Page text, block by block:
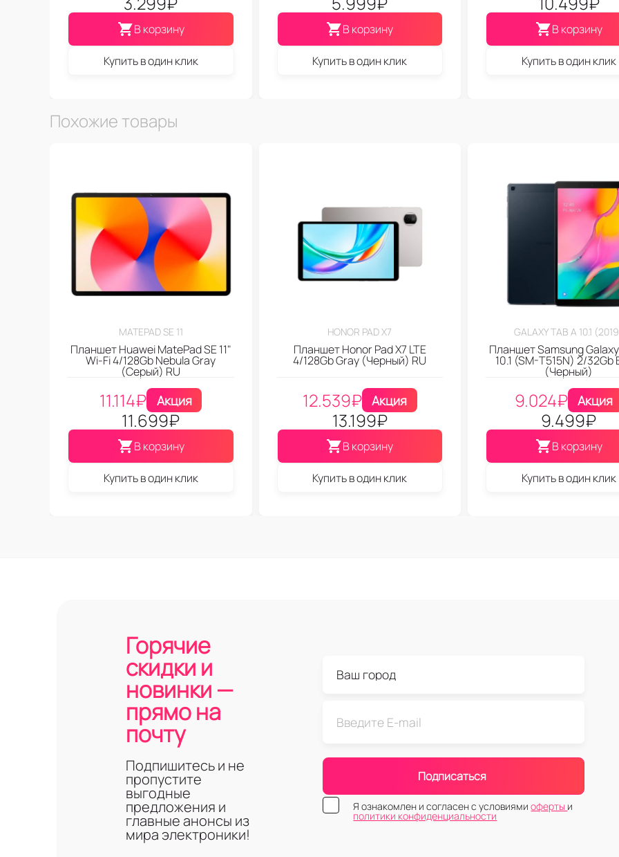
В корзину
Купить в один клик
В корзину
Купить в один клик
В корзину
Купить в один клик
Похожие товары
MATEPAD SE 11
Планшет Huawei MatePad SE 11"
Wi-Fi 4/128Gb Nebula Gray
(Серый) RU
11.114₽ Акция
11.699₽
В корзину
Купить в один клик
HONOR PAD X7
Планшет Honor Pad X7 LTE
4/128Gb Gray (Черный) RU
12.539₽ Акция
13.199₽
В корзину
Купить в один клик
GALAXY TAB A 10.1
Планшет Samsung
10.1 (SM-T515N) 2/32Gb
(Черный)
9.024₽ Акция
9.499₽
В корзину
Купить в один клик
Горячие
скидки и
новинки —
прямо на
почту
Подпишитесь и не
пропустите
выгодные
предложения и
главные анонсы из
мира электроники!
Подписаться
Я ознакомлен и согласен с условиямиоферты и
политики конфиденциальности